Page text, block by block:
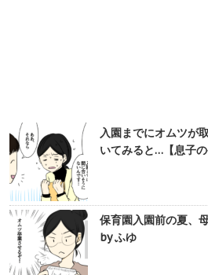
入園までにオムツが
いてみると…【息子
保育園入園前の夏、
by ふゆ